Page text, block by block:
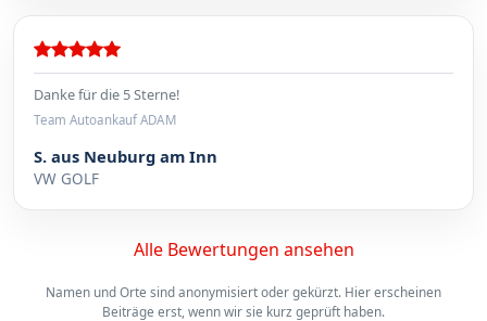
Danke für die 5 Sterne!
Team Autoankauf ADAM
S. aus Neuburg am Inn
VW GOLF
Alle Bewertungen ansehen
Namen und Orte sind anonymisiert oder gekürzt. Hier erscheinen
Beiträge erst, wenn wir sie kurz geprüft haben.